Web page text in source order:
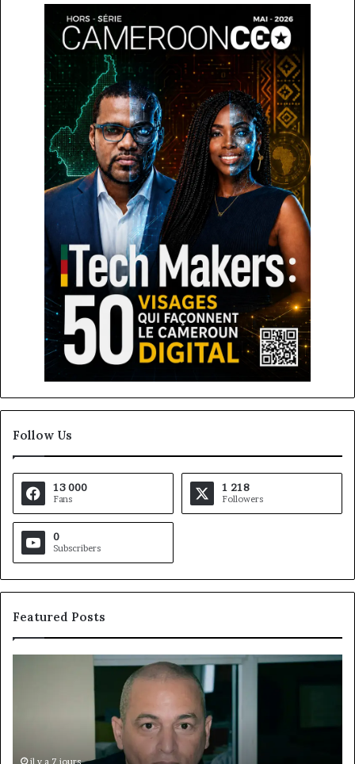
Follow Us
13 000
Fans
1 218
Followers
0
Subscribers
Featured Posts
Fondation
MTN
Cameroun
Rose
Leke
prendil y a 10 heures